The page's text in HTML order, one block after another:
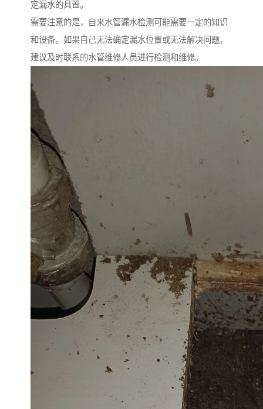
定漏水的具置。
需要注意的是，自来水管漏水检测可能需要一定的知识
和设备。如果自己无法确定漏水位置或无法解决问题，
建议及时联系的水管维修人员进行检测和维修。